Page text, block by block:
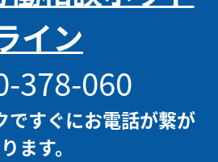
イン
378-060
ですぐにお電話が繋が
ります。